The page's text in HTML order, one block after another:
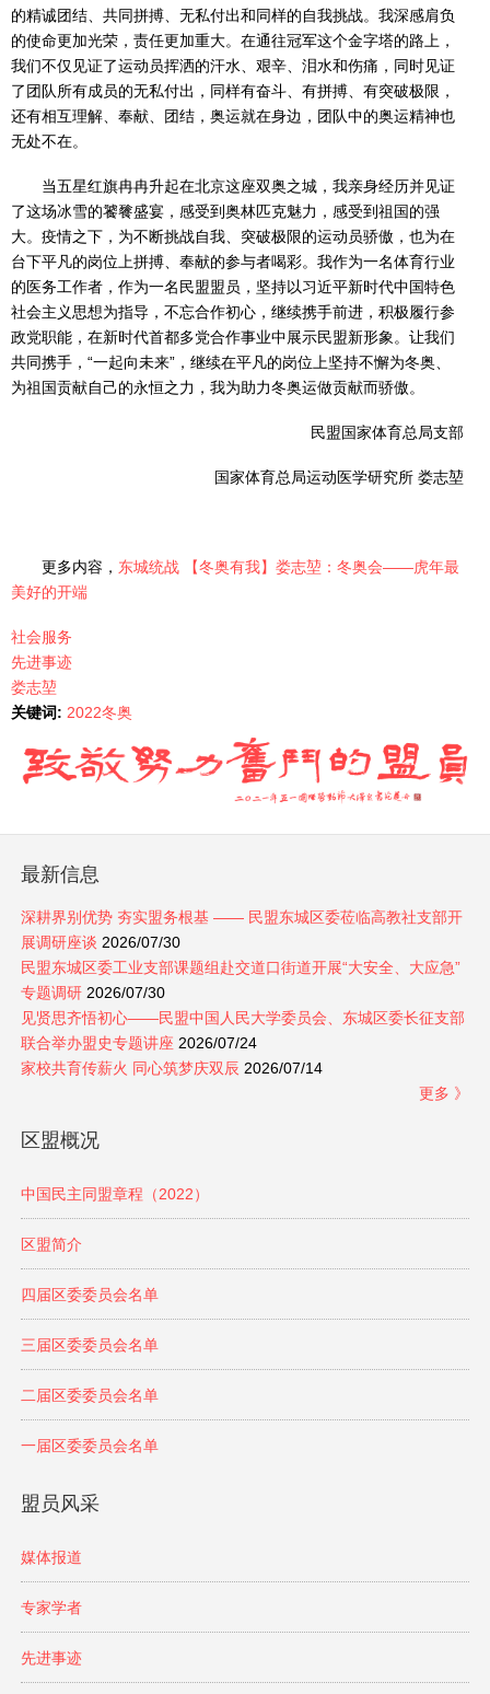
的精诚团结、共同拼搏、无私付出和同样的自我挑战。我深感肩负
的使命更加光荣，责任更加重大。在通往冠军这个金字塔的路上，
我们不仅见证了运动员挥洒的汗水、艰辛、泪水和伤痛，同时见证
了团队所有成员的无私付出，同样有奋斗、有拼搏、有突破极限，
还有相互理解、奉献、团结，奥运就在身边，团队中的奥运精神也
无处不在。
当五星红旗冉冉升起在北京这座双奥之城，我亲身经历并见证
了这场冰雪的饕餮盛宴，感受到奥林匹克魅力，感受到祖国的强
大。疫情之下，为不断挑战自我、突破极限的运动员骄傲，也为在
台下平凡的岗位上拼搏、奉献的参与者喝彩。我作为一名体育行业
的医务工作者，作为一名民盟盟员，坚持以习近平新时代中国特色
社会主义思想为指导，不忘合作初心，继续携手前进，积极履行参
政党职能，在新时代首都多党合作事业中展示民盟新形象。让我们
共同携手，“一起向未来”，继续在平凡的岗位上坚持不懈为冬奥、
为祖国贡献自己的永恒之力，我为助力冬奥运做贡献而骄傲。
民盟国家体育总局支部
国家体育总局运动医学研究所 娄志堃
更多内容， 东城统战 【冬奥有我】娄志堃：冬奥会——虎年最
美好的开端
社会服务
先进事迹
娄志堃
关键词: 2022冬奥
最新信息
深耕界别优势 夯实盟务根基 —— 民盟东城区委莅临高教社支部开
展调研座谈 2026/07/30
民盟东城区委工业支部课题组赴交道口街道开展“大安全、大应急”
专题调研2026/07/30
见贤思齐悟初心——民盟中国人民大学委员会、东城区委长征支部
联合举办盟史专题讲座 2026/07/24
家校共育传薪火 同心筑梦庆双辰 2026/07/14
更多 》
区盟概况
中国民主同盟章程（2022）
区盟简介
四届区委委员会名单
三届区委委员会名单
二届区委委员会名单
一届区委委员会名单
盟员风采
媒体报道
专家学者
先进事迹